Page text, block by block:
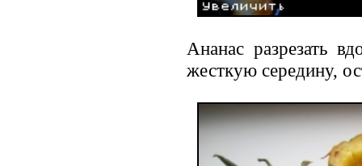
Ананас разрезать
жесткую середину,